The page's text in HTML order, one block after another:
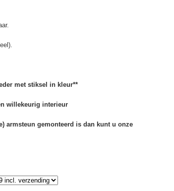
met stiksel in kleur**
willekeurig interieur
armsteun gemonteerd is dan kunt u onze